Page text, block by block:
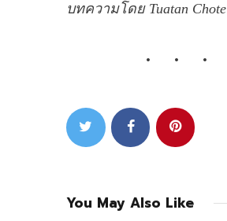
บทความโดย Tuatan Chote
You May Also Like